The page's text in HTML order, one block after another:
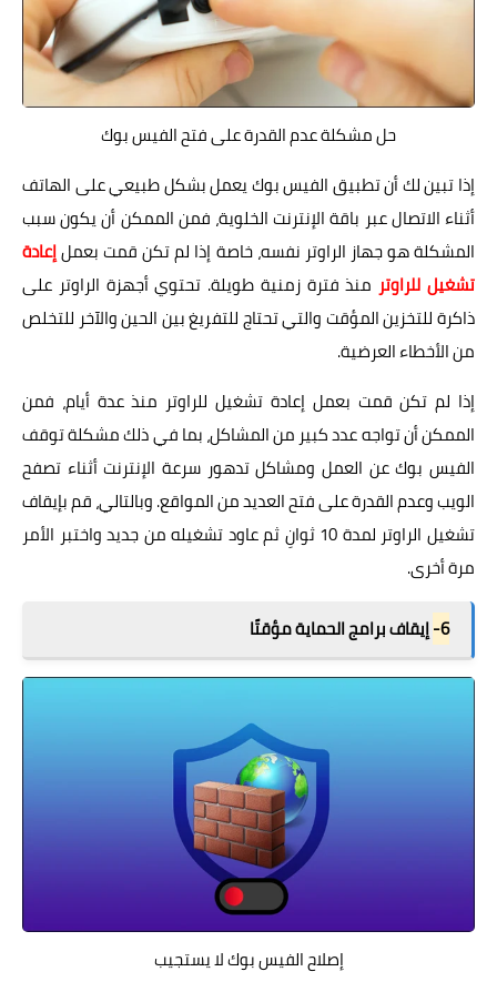
حل مشكلة عدم القدرة على فتح الفيس بوك
إذا تبين لك أن تطبيق الفيس بوك يعمل بشكل طبيعي على الهاتف
أثناء الاتصال عبر باقة الإنترنت الخلوية، فمن الممكن أن يكون سبب
المشكلة هو جهاز الراوتر نفسه، خاصة إذا لم تكن قمت بعملإعادة
تشغيل للراوترمنذ فترة زمنية طويلة. تحتوي أجهزة الراوتر على
ذاكرة للتخزين المؤقت والتي تحتاج للتفريغ بين الحين والآخر للتخلص
من الأخطاء العرضية.
إذا لم تكن قمت بعمل إعادة تشغيل للراوتر منذ عدة أيام، فمن
الممكن أن تواجه عدد كبير من المشاكل، بما في ذلك مشكلة توقف
الفيس بوك عن العمل ومشاكل تدهور سرعة الإنترنت أثناء تصفح
الويب وعدم القدرة على فتح العديد من المواقع. وبالتالي، قم بإيقاف
تشغيل الراوتر لمدة 10 ثوانِ ثم عاود تشغيله من جديد واختبر الأمر
مرة أخرى.
6- إيقاف برامج الحماية مؤقتًا
إصلاح الفيس بوك لا يستجيب